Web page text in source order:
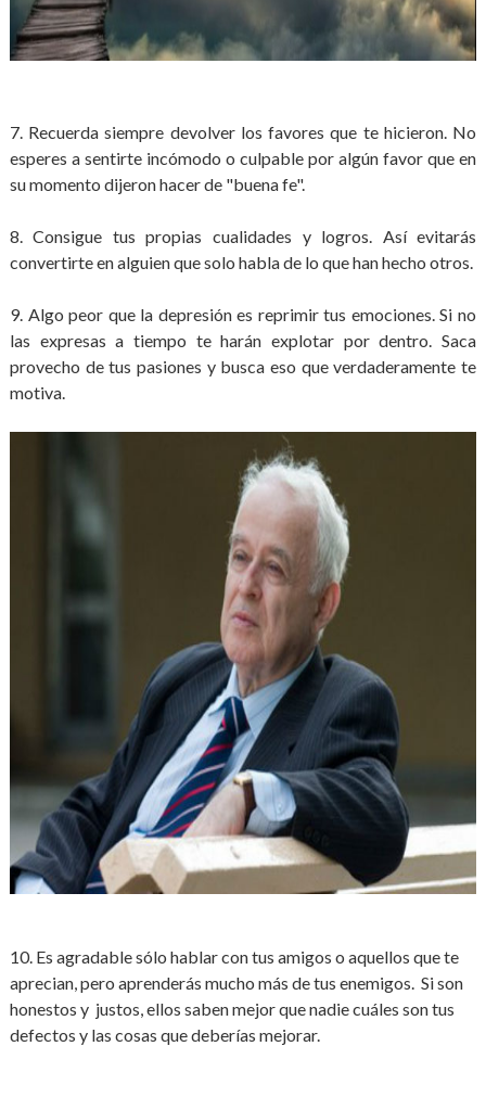
7. Recuerda siempre devolver los favores que te hicieron. No
esperes a sentirte incómodo o culpable por algún favor que en
su momento dijeron hacer de "buena fe".
8. Consigue tus propias cualidades y logros. Así evitarás
convertirte en alguien que solo habla de lo que han hecho otros.
9. Algo peor que la depresión es reprimir tus emociones. Si no
las expresas a tiempo te harán explotar por dentro. Saca
provecho de tus pasiones y busca eso que verdaderamente te
motiva.
10. Es agradable sólo hablar con tus amigos o aquellos que te
aprecian, pero aprenderás mucho más de tus enemigos. Si son
honestos y justos, ellos saben mejor que nadie cuáles son tus
defectos y las cosas que deberías mejorar.